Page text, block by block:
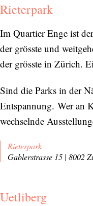
Rieterpark
Im Quartier Enge ist
der grösste und
der grösste in Zürich.
Sind die Parks in der
Entspannung. Wer an
wechselnde
Rieterpark
Gablerstrasse 15 | 8002
Uetliberg